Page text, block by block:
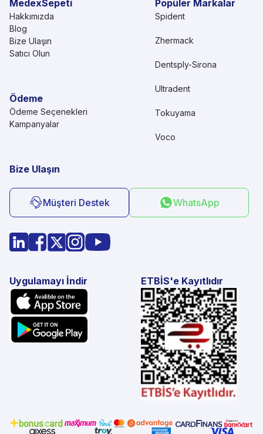
MedexSepeti
Hakkımızda
Blog
Bize Ulaşın
Satıcı Olun
Ödeme
Ödeme Seçenekleri
Kampanyalar
Popüler Markalar
Spident
Zhermack
Dentsply-Sirona
Ultradent
Tokuyama
Voco
Bize Ulaşın
Müşteri Destek WhatsApp
Uygulamayı İndir ETBİS'e Kayıtlıdır